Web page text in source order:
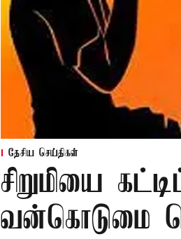
தேசிய செய்திகள்
சிறுமியை
வன்கொடுமை